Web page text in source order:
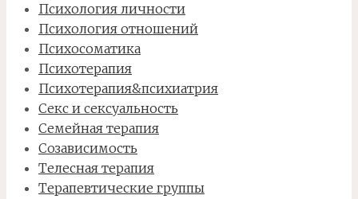
Психология личности
Психология отношений
Психосоматика
Психотерапия
Психотерапия&психиатрия
Секс и сексуальность
Семейная терапия
Созависимость
Телесная терапия
Терапевтические группы